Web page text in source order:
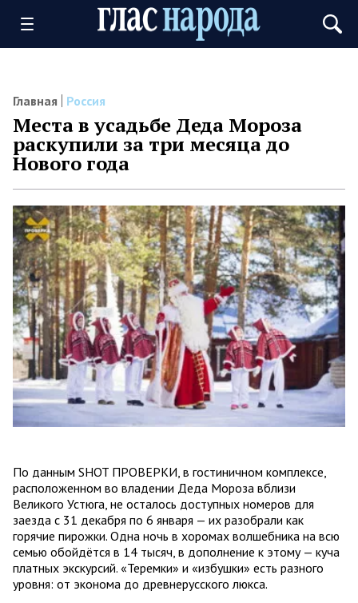
Главная Россия
Места в усадьбе Деда Мороза
раскупили за три месяца до
Нового года
По данным SHOT ПРОВЕРКИ, в гостиничном комплексе,
расположенном во владении Деда Мороза вблизи
Великого Устюга, не осталось доступных номеров для
заезда с 31 декабря по 6 января — их разобрали как
горячие пирожки. Одна ночь в хоромах волшебника на всю
семью обойдётся в 14 тысяч, в дополнение к этому — куча
платных экскурсий. «Теремки» и «избушки» есть разного
уровня: от эконома до древнерусского люкса.